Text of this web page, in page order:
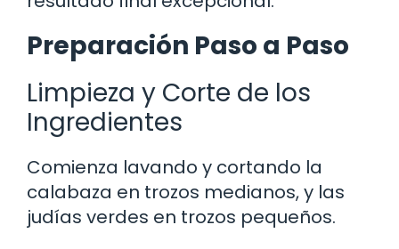
Preparación Paso a Paso
Limpieza y Corte de los
Ingredientes
Comienza lavando y cortando la
calabaza en trozos medianos, y las
judías verdes en trozos pequeños.